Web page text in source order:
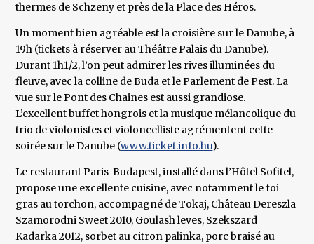
thermes de Schzeny et près de la Place des Héros.
Un moment bien agréable est la croisière sur le Danube, à
19h (tickets à réserver au Théâtre Palais du Danube).
Durant 1h1/2, l’on peut admirer les rives illuminées du
fleuve, avec la colline de Buda et le Parlement de Pest. La
vue sur le Pont des Chaines est aussi grandiose.
L’excellent buffet hongrois et la musique mélancolique du
trio de violonistes et violoncelliste agrémentent cette
soirée sur le Danube (www.ticket.info.hu).
Le restaurant Paris-Budapest, installé dans l’Hôtel Sofitel,
propose une excellente cuisine, avec notamment le foi
gras au torchon, accompagné de Tokaj, Château Dereszla
Szamorodni Sweet 2010, Goulash leves, Szekszard
Kadarka 2012, sorbet au citron palinka, porc braisé au